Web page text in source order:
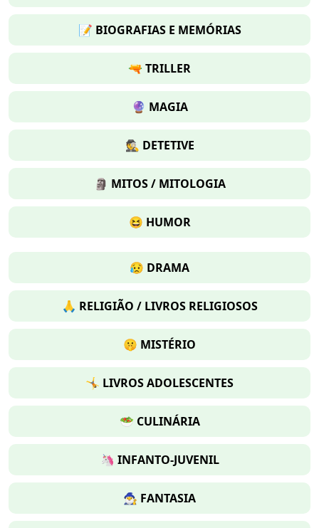
📝 BIOGRAFIAS E MEMÓRIAS
🔫 TRILLER
🔮 MAGIA
🕵 DETETIVE
🗿 MITOS / MITOLOGIA
😆 HUMOR
😥 DRAMA
🙏 RELIGIÃO / LIVROS RELIGIOSOS
🤫 MISTÉRIO
🤸 LIVROS ADOLESCENTES
🥗 CULINÁRIA
🦄 INFANTO-JUVENIL
🧙‍♂️ FANTASIA